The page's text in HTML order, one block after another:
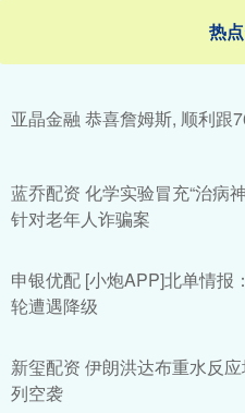
热
亚晶金融 恭喜詹姆斯, 顺利跟
蓝乔配资 化学实验冒充“治病
针对老年人诈骗案
申银优配 [小炮APP]北单情报
轮遭遇降级
新玺配资 伊朗洪达布重水反
列空袭